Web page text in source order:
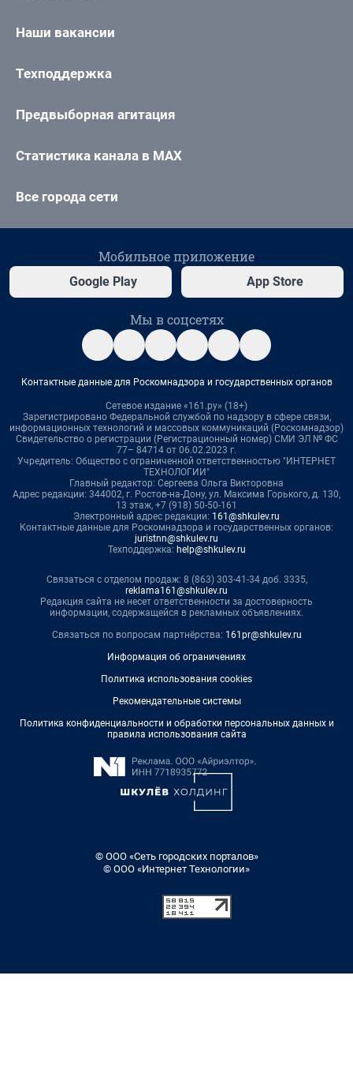
Наши вакансии
Техподдержка
Предвыборная агитация
Статистика канала в MAX
Все города сети
Мобильное приложение
Google Play App Store
Мы в соцсетях
Контактные данные для Роскомнадзора и государственных органов
Сетевое издание «161.ру» (18+)
Зарегистрировано Федеральной службой по надзору в сфере связи,
информационных технологий и массовых коммуникаций (Роскомнадзор)
Свидетельство о регистрации (Регистрационный номер) СМИ ЭЛ № ФС
77– 84714 от 06.02.2023 г.
Учредитель: Общество с ограниченной ответственностью "ИНТЕРНЕТ
ТЕХНОЛОГИИ"
Главный редактор: Сергеева Ольга Викторовна
Адрес редакции: 344002, г. Ростов-на-Дону, ул. Максима Горького, д. 130,
13 этаж, +7 (918) 50-50-161
Электронный адрес редакции: 161@shkulev.ru
Контактные данные для Роскомнадзора и государственных органов:
juristnn@shkulev.ru
Техподдержка: help@shkulev.ru
Связаться с отделом продаж: 8 (863) 303-41-34 доб. 3335,
reklama161@shkulev.ru
Редакция сайта не несет ответственности за достоверность
информации, содержащейся в рекламных объявлениях.
Связаться по вопросам партнёрства: 161pr@shkulev.ru
Информация об ограничениях
Политика использования cookies
Рекомендательные системы
Политика конфиденциальности и обработки персональных данных и
правила использования сайта
© ООО «Сеть городских порталов»
© ООО «Интернет Технологии»